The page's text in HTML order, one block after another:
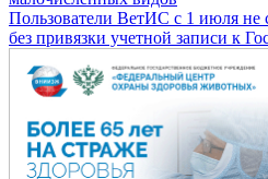
Пользователи ВетИС с 1 июля не
без привязки учетной записи к